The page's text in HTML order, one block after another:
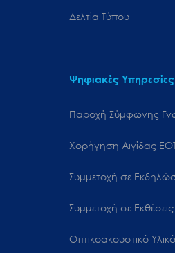
Δελτία Τύπου
Ψηφιακές Υπηρεσίες
Παροχή Σύμφωνης
Χορήγηση Αιγίδας
Συμμετοχή σε
Συμμετοχή σε Εκθέσεις
Οπτικοακουστικό Υλικό